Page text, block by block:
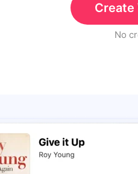
Create
No